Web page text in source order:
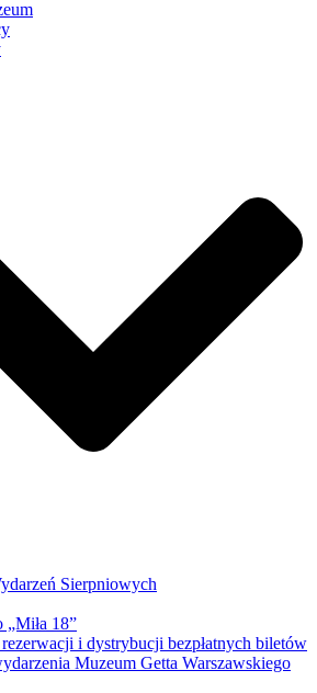
Sierpniowych
„Miła 18”
i dystrybucji bezpłatnych biletów
Muzeum Getta Warszawskiego